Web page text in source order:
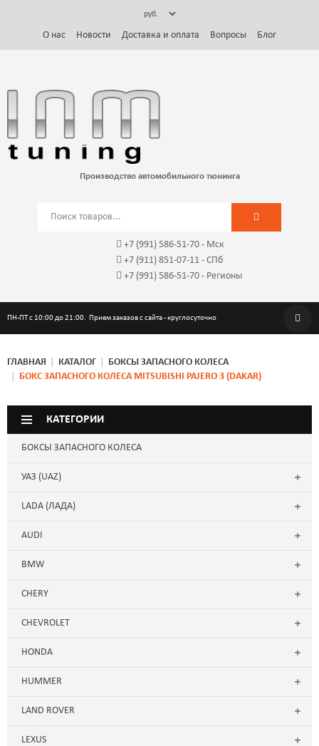
О нас Новости Доставка и оплата Вопросы Блог
Производство автомобильного тюнинга
+7 (991) 586-51-70 - Мск
+7 (911) 851-07-11 - СПб
+7 (991) 586-51-70 - Регионы
ПН-ПТ с 10:00 до 21:00. Прием заказов с сайта - круглосуточно
ГЛАВНАЯ КАТАЛОГ
БОКСЫ ЗАПАСНОГО КОЛЕСА
БОКС ЗАПАСНОГО КОЛЕСА MITSUBISHI PAJERO 3 (DAKAR)
КАТЕГОРИИ
БОКСЫ ЗАПАСНОГО КОЛЕСА
УАЗ (UAZ)
LADA (ЛАДА)
AUDI
BMW
CHERY
CHEVROLET
HONDA
HUMMER
LAND ROVER
LEXUS